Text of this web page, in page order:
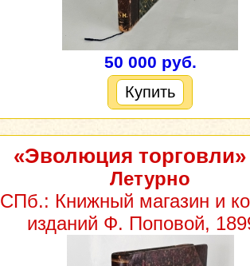
50 000 руб.
Купить
«Эволюция торговли»
Летурно
СПб.: Книжный магазин и
изданий Ф. Поповой,